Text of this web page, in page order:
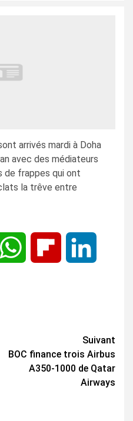
arrivés mardi à Doha
avec des médiateurs
de frappes qui ont
la trêve entre
WhatsApp Flipboard
Suivant
BOC finance trois Airbus
A350-1000 de Qatar
Airways